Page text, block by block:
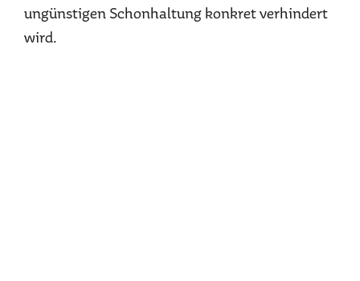
ungünstigen Schonhaltung konkret verhindert
wird.